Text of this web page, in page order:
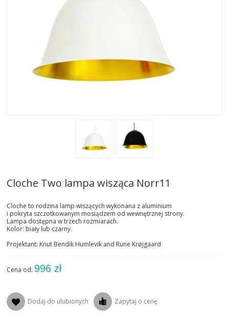
AKTUALNOSCI
STREFA-PROJEKTANTA
REALIZACJE
Cloche Two lampa wisząca Norr11
Cloche to rodzina lamp wiszących wykonana z aluminium
i pokryta szczotkowanym mosiądzem od wewnętrznej strony.
Lampa dostępna w trzech rozmiarach.
Kolor: biały lub czarny.
Projektant: Knut Bendik Humlevik and Rune Krøjgaard
Cena od: 996 zł
Dodaj do ulubionych Zapytaj o cenę